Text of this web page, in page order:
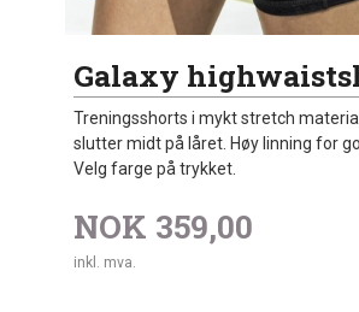
Galaxy
Treningsshorts i mykt stretch
slutter midt på låret. Høy linning for
Velg farge på trykket.
NOK 359,00
inkl. mva.